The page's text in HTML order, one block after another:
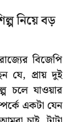
নিয়ে বড়
বিজেপি
যে, প্রায় দুই
চলে যাওয়ার
একটা যেন